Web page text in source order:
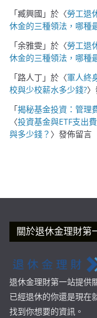
「臧興國 」於〈勞工退
休金的三種領法，哪種
「余雅雯」於〈勞工退
休金的三種領法，哪種
「路人丁」於〈軍人終
校與少校薪水多少錢?
「揭秘基金投資：管理
〈投資基金與ETF支出
與多少錢？ 〉發佈留言
關於退休金理財第
退休金理財第一站提供
已經退休的你還是現在
找到你想要的資訊。